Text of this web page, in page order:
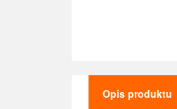
Opis produktu